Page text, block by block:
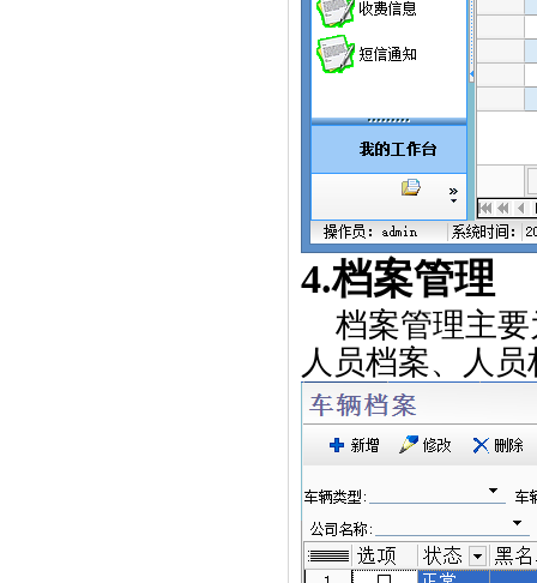
4.档案管理
档案管理主
人员档案、人